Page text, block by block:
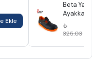
Ekle
Beta Yazlık
Ayakkabı
₺
325.03